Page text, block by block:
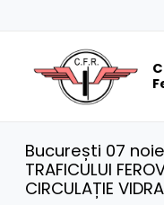
București 07
TRAFICULUI
CIRCULAȚIE